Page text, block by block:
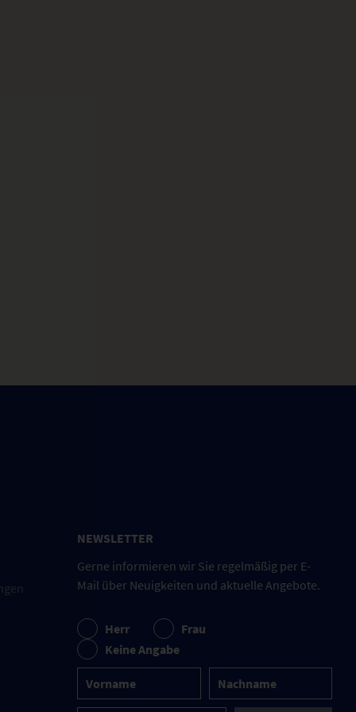
NEWSLETTER
Gerne informieren wir Sie regelmäßig per E-
Mail über Neuigkeiten und aktuelle Angebote.
Herr
Frau
Keine Angabe